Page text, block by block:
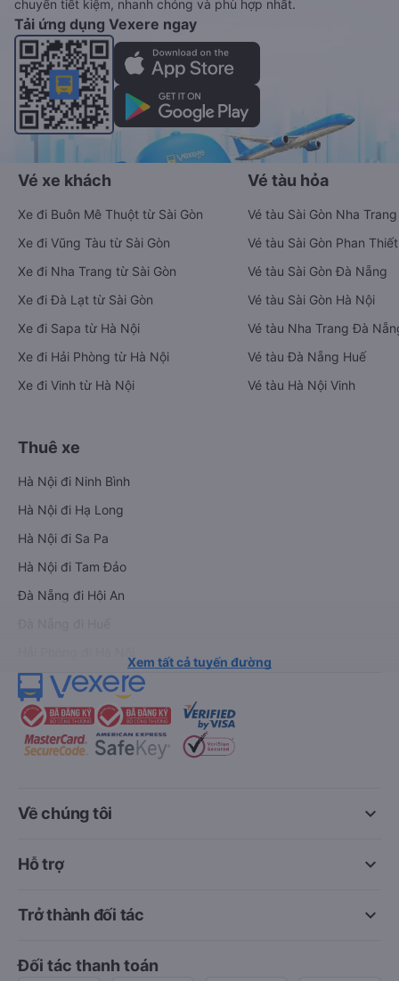
chuyển tiết kiệm, nhanh chóng và phù hợp nhất.
Tải ứng dụng Vexere ngay
Vé xe khách
Xe đi Buôn Mê Thuột từ Sài Gòn
Xe đi Vũng Tàu từ Sài Gòn
Xe đi Nha Trang từ Sài Gòn
Xe đi Đà Lạt từ Sài Gòn
Xe đi Sapa từ Hà Nội
Xe đi Hải Phòng từ Hà Nội
Xe đi Vinh từ Hà Nội
Vé tàu hỏa
Vé tàu Sài Gòn Nha Trang
Vé tàu Sài Gòn Phan Thiết
Vé tàu Sài Gòn Đà Nẵng
Vé tàu Sài Gòn Hà Nội
Vé tàu Nha Trang Đà
Vé tàu Đà Nẵng Huế
Vé tàu Hà Nội Vinh
Thuê xe
Hà Nội đi Ninh Bình
Hà Nội đi Hạ Long
Hà Nội đi Sa Pa
Hà Nội đi Tam Đảo
Đà Nẵng đi Hội An
Xem tất cả tuyến đường
keyboard_arrow_down
Về chúng tôi
keyboard_arrow_down
Hỗ trợ
keyboard_arrow_down
Trở thành đối tác
Đối tác thanh toán